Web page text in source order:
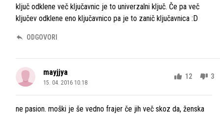
ključ odklene več ključavnic je to univerzalni ključ. Če pa več
ključev odklene eno ključavnico pa je to zanič ključavnica :D
ODGOVORI
mayjjya
15. 04. 2016 10.18
12 3
ne pasion. moški je še vedno frajer če jih več skoz da, ženska